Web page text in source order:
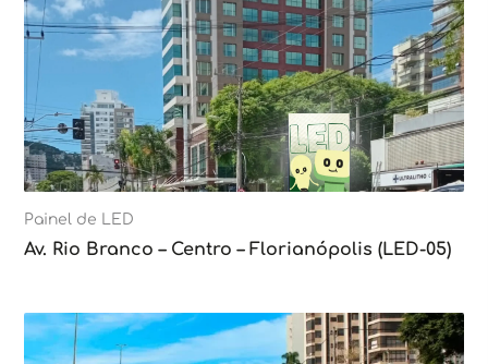
Painel de LED
Av. Rio Branco – Centro – Florianópolis (LED-05)